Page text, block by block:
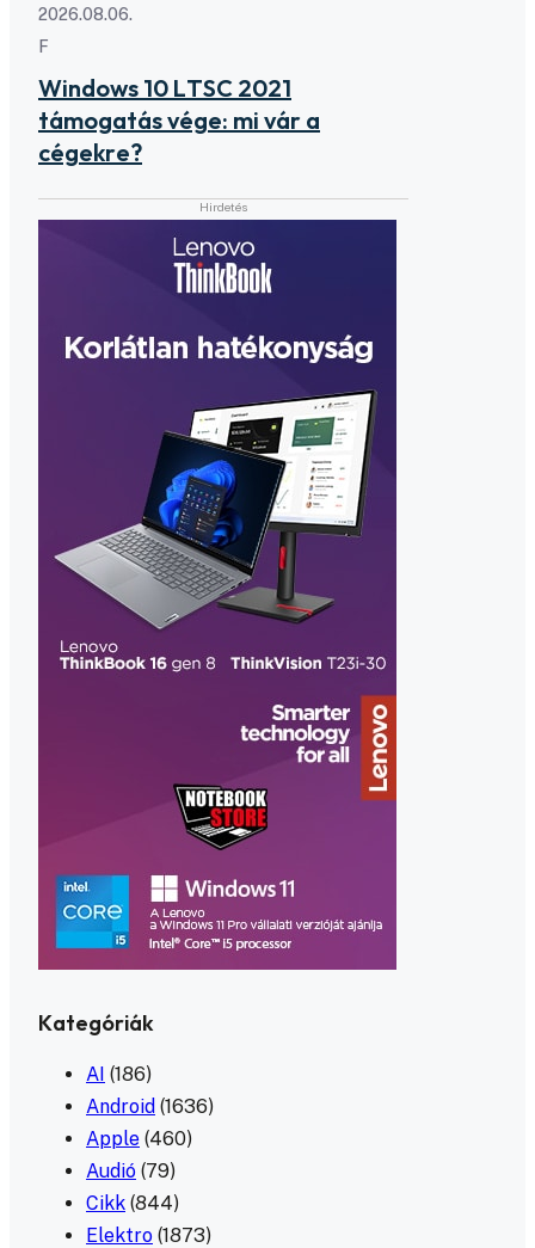
2026.08.06.
F
Windows 10 LTSC 2021
támogatás vége: mi vár a
cégekre?
Kategóriák
AI (186)
Android (1636)
Apple (460)
Audió (79)
Cikk (844)
Elektro (1873)